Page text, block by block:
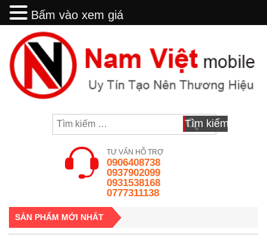
content
TƯ VẤN HỖ TRỢ
0906408738
0937902099
0931538168
0777311138
SẢN PHẨM MỚI NHẤT
Bấm vào xem giá
Bấm vào xem giá